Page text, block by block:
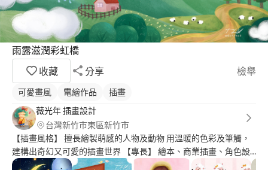
雨露滋潤彩虹橋
收藏
分享 檢舉
可愛畫風 電繪作品
插畫
薇光年 插畫設計
台灣新竹市東區新竹市
【插畫風格】 擅長繪製萌感的人物及動物 用溫暖的色彩及筆觸，
建構出奇幻又可愛的插畫世界 【專長】 繪本、商業插畫、角色設
計/寵物插畫 【插畫經歷】 1.泛亞文化 2.人類文化 3.富爾特圖庫 4.